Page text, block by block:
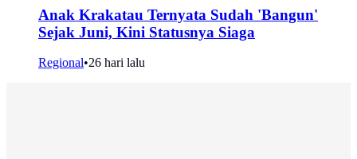
Anak Krakatau Ternyata Sudah 'Bangun'
Sejak Juni, Kini Statusnya Siaga
Regional•26 hari lalu